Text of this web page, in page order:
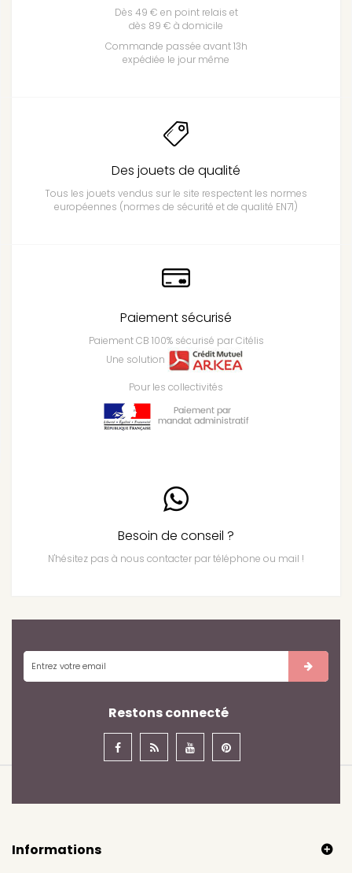
Dès 49 € en point relais et
dès 89 € à domicile
Commande passée avant 13h
expédiée le jour même
Des jouets de qualité
Tous les jouets vendus sur le site respectent les normes
européennes (normes de sécurité et de qualité EN71)
Paiement sécurisé
Paiement CB 100% sécurisé par Citélis
Une solution
Pour les collectivités
Besoin de conseil ?
N'hésitez pas à nous contacter par téléphone ou mail !
Restons connecté
Informations